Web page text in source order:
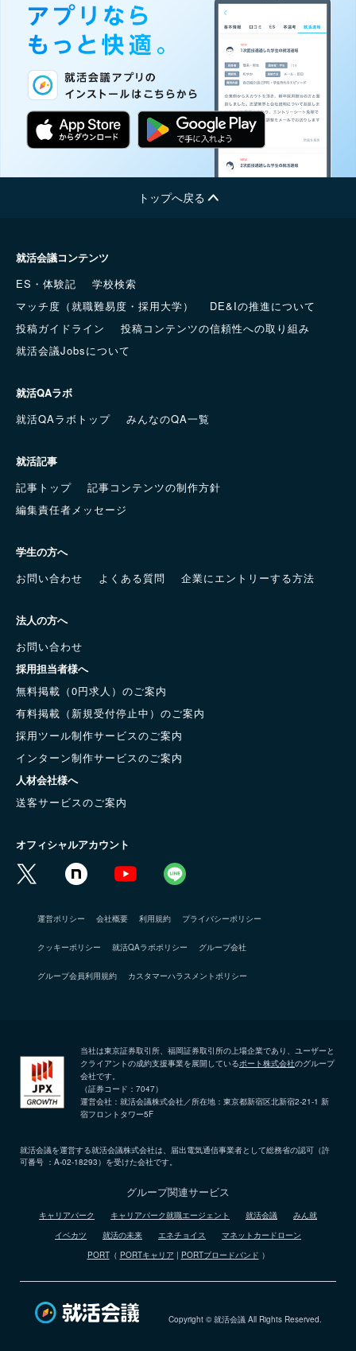
トップへ戻る
就活会議コンテンツ
ES・体験記
学校検索
マッチ度（就職難易度・採用大学）
DE&Iの推進について
投稿ガイドライン
投稿コンテンツの信頼性への取り組み
就活会議Jobsについて
就活QAラボ
就活QAラボトップ
みんなのQA一覧
就活記事
記事トップ
記事コンテンツの制作方針
編集責任者メッセージ
学生の方へ
お問い合わせ
よくある質問 企業にエントリーする方法
法人の方へ
お問い合わせ
採用担当者様へ
無料掲載（0円求人）のご案内
有料掲載（新規受付停止中）のご案内
採用ツール制作サービスのご案内
インターン制作サービスのご案内
人材会社様へ
送客サービスのご案内
オフィシャルアカウント
運営ポリシー 会社概要 利用規約 プライバシーポリシー
クッキーポリシー 就活QAラボポリシー グループ会社
グループ会員利用規約 カスタマーハラスメントポリシー
当社は東京証券取引所、福岡証券取引所の上場企業であり、ユーザーと
クライアントの成約支援事業を展開しているポート株式会社のグループ
会社です。
（証券コード：7047）
運営会社：就活会議株式会社／所在地：東京都新宿区北新宿2-21-1 新
宿フロントタワー5F
就活会議を運営する就活会議株式会社は、届出電気通信事業者として総務省の認可（許
可番号 ：A-02-18293）を受けた会社です。